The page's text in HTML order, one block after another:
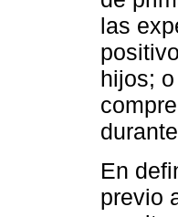
las
hijos;
En
previo